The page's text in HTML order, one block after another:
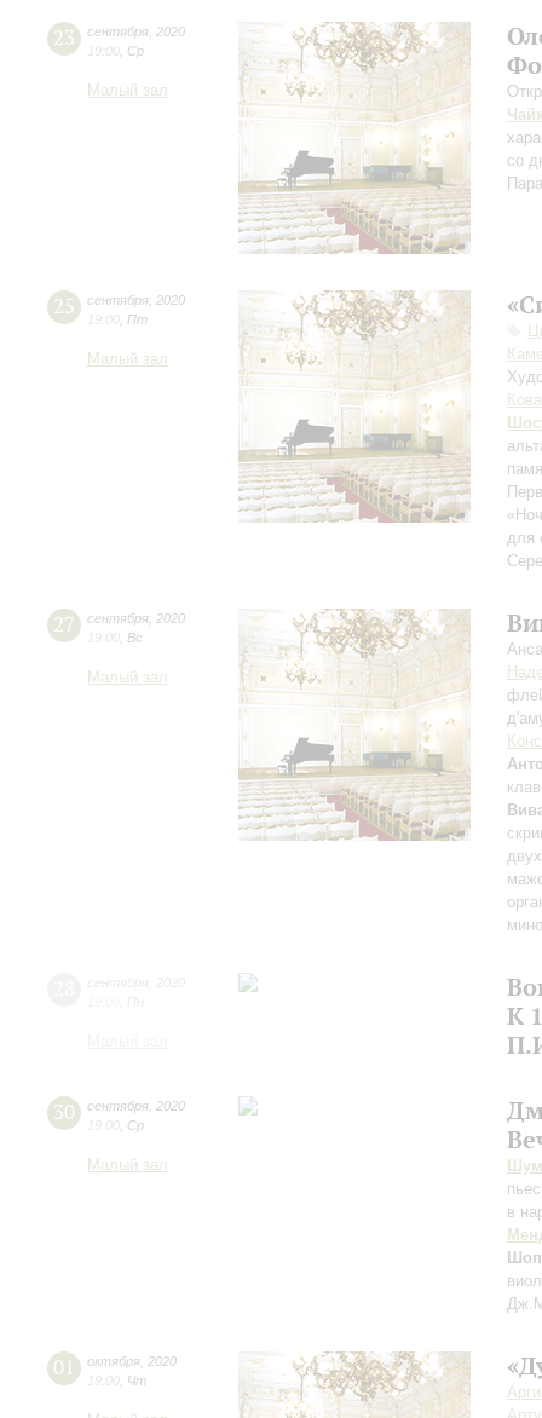
23 сентября 2020
19:00 Ср
Малый зал
со
25 сентября 2020
19:00 Пт
Малый зал
для
27 сентября 2020
19:00 Вс
Малый зал
К
30 сентября 2020
19:00 Ср
Малый зал
в
01 октября 2020
19:00 Чт